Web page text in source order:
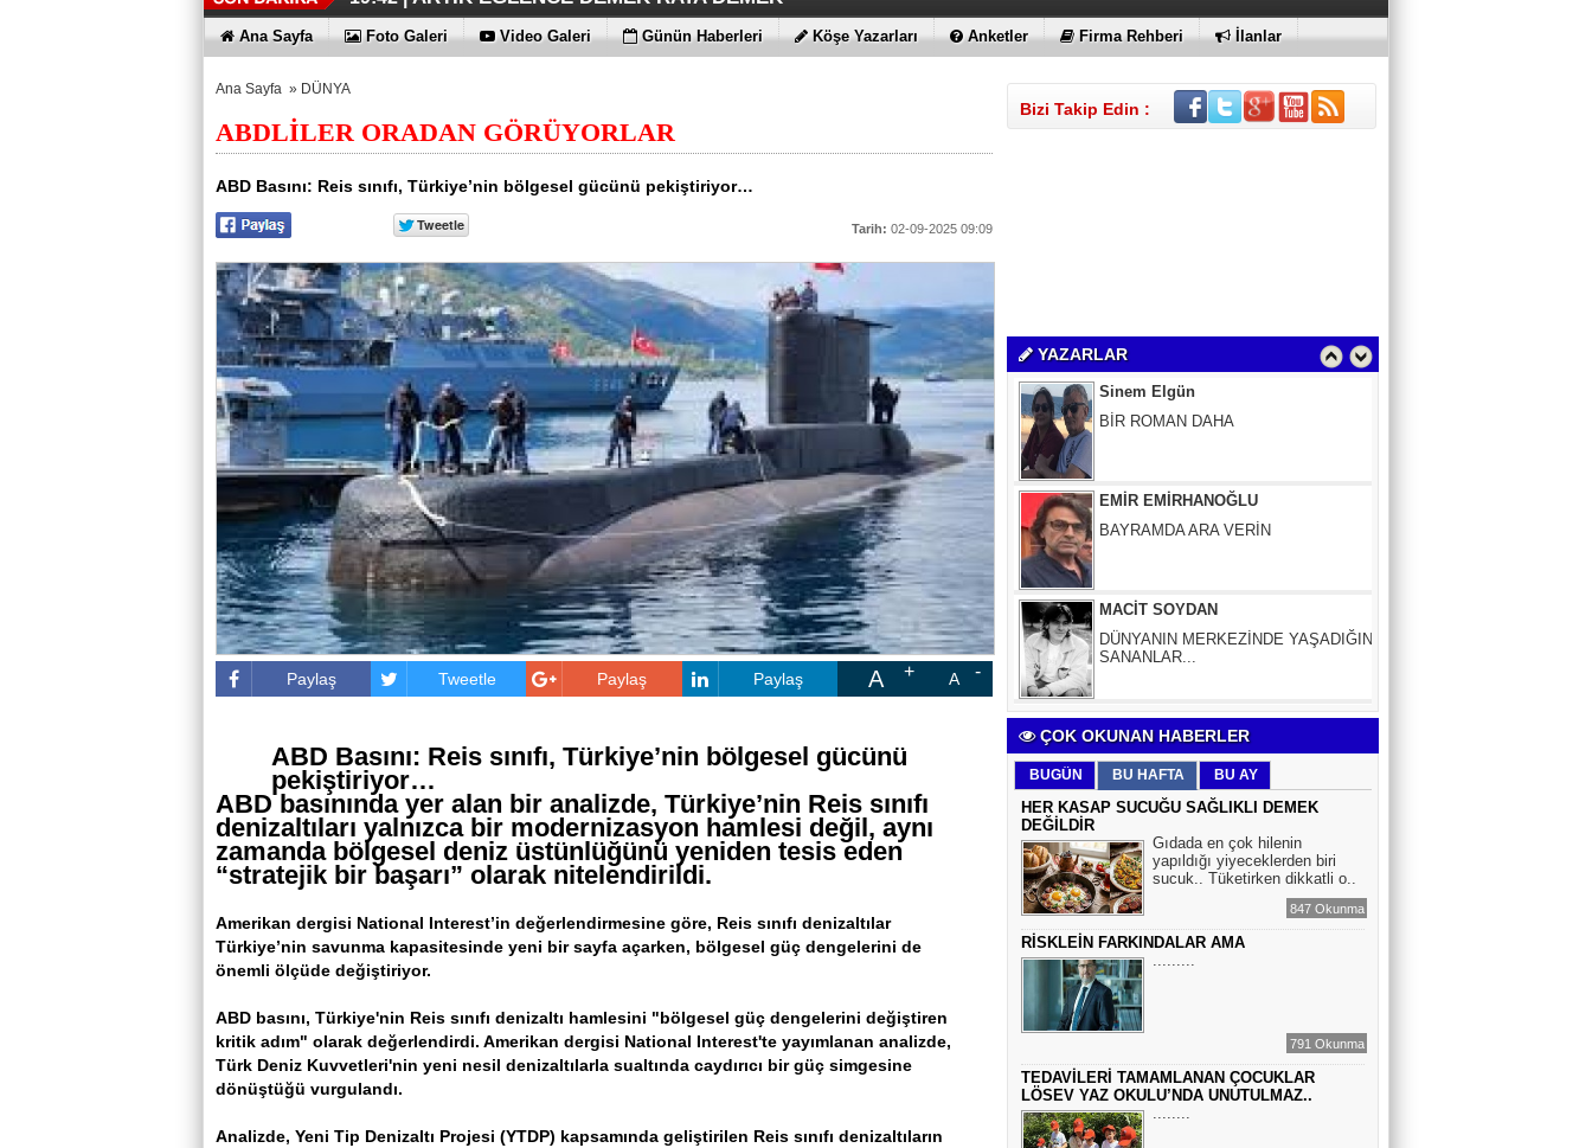
19:38 |İŞTE OYAK ÇİMENTO FARKI
19:36 |HER YÖNÜYLE MAXİMUM
19:30 |ÜÇÜNCÜ KEZ BULUTLARIN FATİHİ İLAN EDİLDİLER
19:27 |HOMEPORT STRATEJİSİ MİLYONLARCA DOLARLIK EKONOMİK KATKI
SAĞLIYOR
07:09 |İŞTE O 500
Ana Sayfa Foto Galeri Video Galeri Günün Haberleri Köşe Yazarları Anketler Firma Rehberi İlanlar
Ana Sayfa » DÜNYA
ABDLİLER ORADAN GÖRÜYORLAR
ABD Basını: Reis sınıfı, Türkiye’nin bölgesel gücünü pekiştiriyor…
Tarih: 02-09-2025 09:09
Paylaş Tweetle Paylaş Paylaş A A
ABD Basını: Reis sınıfı, Türkiye’nin bölgesel gücünü
pekiştiriyor…
ABD basınında yer alan bir analizde, Türkiye’nin Reis sınıfı
denizaltıları yalnızca bir modernizasyon hamlesi değil, aynı
zamanda bölgesel deniz üstünlüğünü yeniden tesis eden
“stratejik bir başarı” olarak nitelendirildi.
Amerikan dergisi National Interest’in değerlendirmesine göre, Reis sınıfı denizaltılar
Türkiye’nin savunma kapasitesinde yeni bir sayfa açarken, bölgesel güç dengelerini de
önemli ölçüde değiştiriyor.
ABD basını, Türkiye'nin Reis sınıfı denizaltı hamlesini "bölgesel güç dengelerini değiştiren
kritik adım" olarak değerlendirdi. Amerikan dergisi National Interest'te yayımlanan analizde,
Türk Deniz Kuvvetleri'nin yeni nesil denizaltılarla sualtında caydırıcı bir güç simgesine
dönüştüğü vurgulandı.
Analizde, Yeni Tip Denizaltı Projesi (YTDP) kapsamında geliştirilen Reis sınıfı denizaltıların
Bizi Takip Edin :
YAZARLAR
EMİR EMİRHANOĞLU
BAYRAMDA ARA VERİN
MACİT SOYDAN
DÜNYANIN MERKEZİNDE YAŞADIĞINI
Aybüke Bafralıoğlu
FORO KÜLTÜRÜNÜN TRİBÜN
OYUNCULARI
TURİZM VE EĞİTİM
Mr.Hiko...
KORKU VE ŞÜPHE
DÜŞMANLARINIZDIR...
Çiğdem Yorgancıoğlu
İkilikli ve İkircikli Tabiat Diyalektiğinde
Mobius Spiral Mucizeler, Akış ve Doğa
Döngüsünün Bilgeliği...
BİR ROMAN DAHA
ÇOK OKUNAN HABERLER
BUGÜN BU HAFTA BU AY
HER KASAP SUCUĞU SAĞLIKLI DEMEK
DEĞİLDİR
Gıdada en çok hilenin
yapıldığı yiyeceklerden biri
sucuk.. Tüketirken dikkatli o..
847 Okunma
RİSKLEİN FARKINDALAR AMA
.........
791 Okunma
TEDAVİLERİ TAMAMLANAN ÇOCUKLAR
LÖSEV YAZ OKULU’NDA UNUTULMAZ..
........